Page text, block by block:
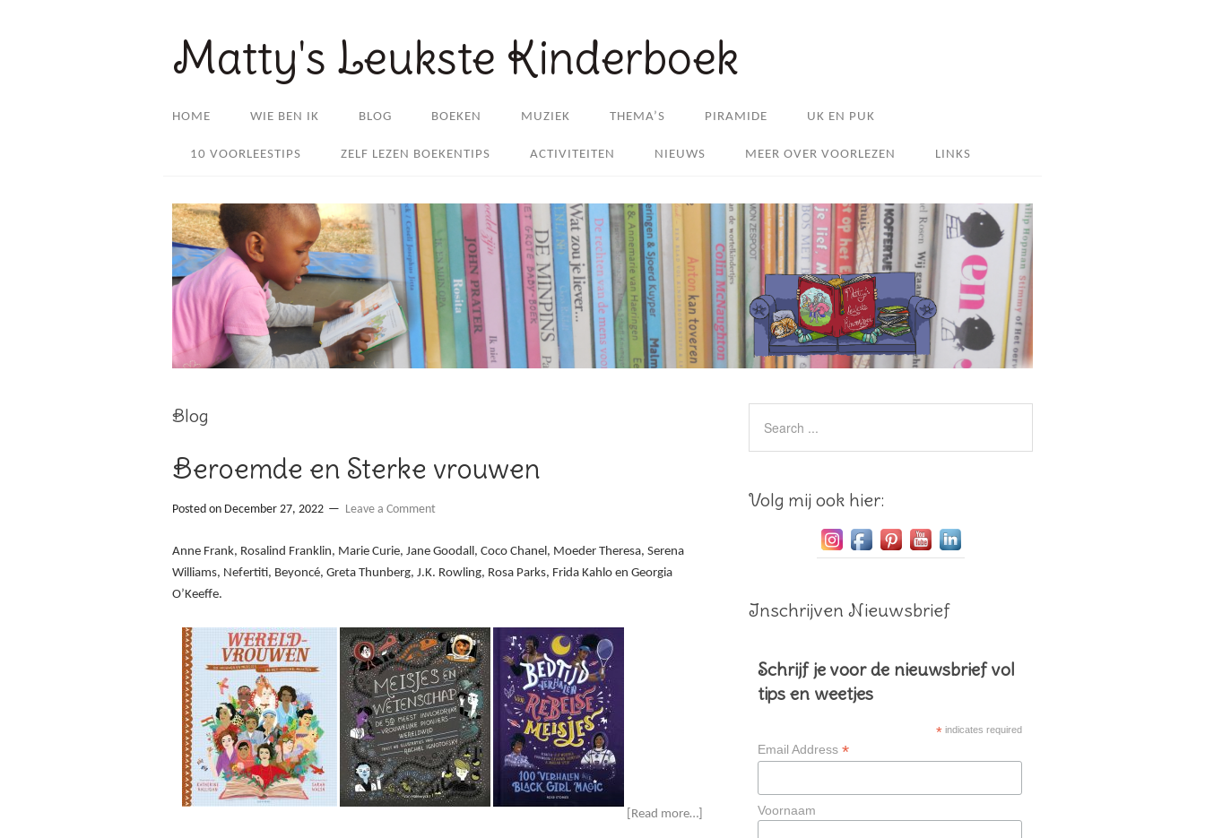
Matty's Leukste Kinderboek
HOME WIE BEN IK BLOG BOEKEN MUZIEK THEMA’S PIRAMIDE UK EN PUK
10 VOORLEESTIPS ZELF LEZEN BOEKENTIPS ACTIVITEITEN NIEUWS MEER OVER VOORLEZEN LINKS
Blog
Beroemde en Sterke vrouwen
Posted on December 27, 2022 Leave a Comment
Anne Frank, Rosalind Franklin, Marie Curie, Jane Goodall, Coco Chanel, Moeder Theresa, Serena
Williams, Nefertiti, Beyoncé, Greta Thunberg, J.K. Rowling, Rosa Parks, Frida Kahlo en Georgia
O’Keeffe.
[Read more…]
Volg mij ook hier:
Inschrijven Nieuwsbrief
Schrijf je voor de nieuwsbrief vol
tips en weetjes
*indicates required
Email Address *
Voornaam